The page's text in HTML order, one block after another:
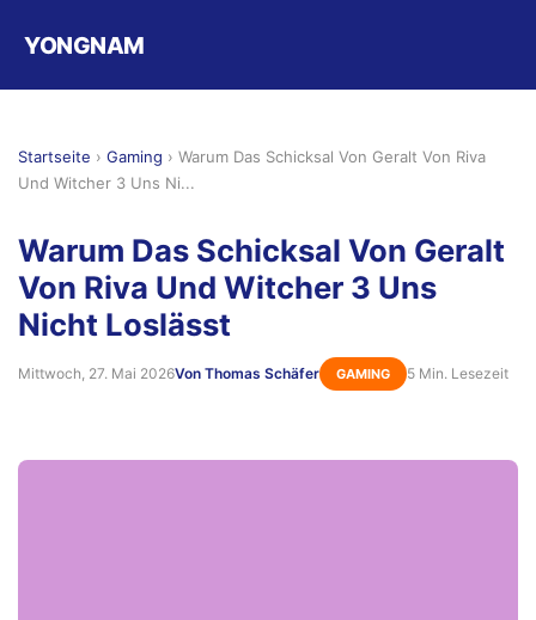
YONGNAM
Startseite › Gaming › Warum Das Schicksal Von Geralt Von Riva
Und Witcher 3 Uns Ni...
Warum Das Schicksal Von Geralt
Von Riva Und Witcher 3 Uns
Nicht Loslässt
Mittwoch, 27. Mai 2026Von Thomas Schäfer GAMING 5 Min. Lesezeit